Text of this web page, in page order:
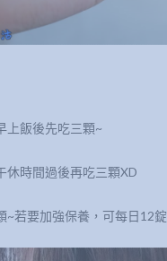
上飯後先吃三顆~
休時間過後再吃三顆XD
~若要加強保養，可每日12錠